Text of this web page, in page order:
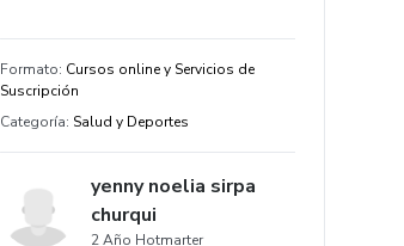
Estudia a tu manera y en cualquier
dispositivo
Formato: Cursos online y Servicios de
Suscripción
Categoría: Salud y Deportes
yenny noelia sirpa
churqui
2 Año Hotmarter